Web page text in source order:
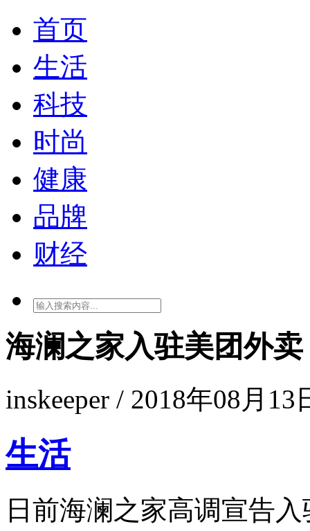
首页
生活
科技
时尚
健康
品牌
财经
海澜之家入驻美团外
inskeeper / 2018年08月13
生活
日前海澜之家高调宣告